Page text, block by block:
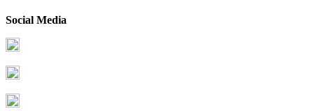
Social Media